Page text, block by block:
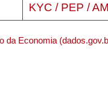
KYC / PEP /
da Economia